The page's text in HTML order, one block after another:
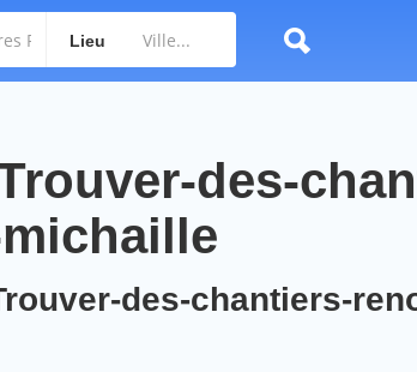
Lieu
des-
des-chantiers-